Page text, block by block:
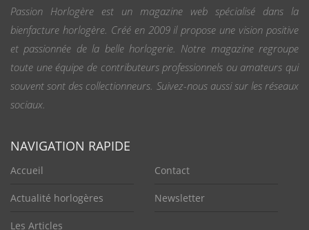
Passion Horlogère est un magazine web spécialisé dans la
bienfacture horlogère. Créé en 2009 il propose une vision positive
et passionnée de la belle horlogerie. Notre magazine regroupe
toute une équipe de contributeurs professionnels ou amateurs qui
souvent sont des collectionneurs. Suivez-nous aussi sur les réseaux
sociaux.
NAVIGATION RAPIDE
Accueil
Actualité horlogères
Les Articles
Contact
Newsletter